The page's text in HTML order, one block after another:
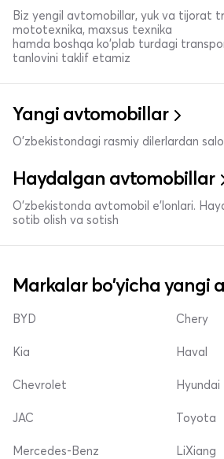
Biz yengil avtomobillar, yuk va tijorat
mototexnika, maxsus texnika
hamda boshqa ko'plab turdagi
tanlovini taklif etamiz
Yangi avtomobillar
O'zbekistondagi rasmiy dilerlardan
Haydalgan avtomobillar
O'zbekistonda avtomobil e’lonlari.
sotib olish va sotish
Markalar bo'yicha yangi
BYD
Kia
Chevrolet
Chery
Haval
Hyundai
JAC
Mercedes-Benz
Toyota
LiXiang